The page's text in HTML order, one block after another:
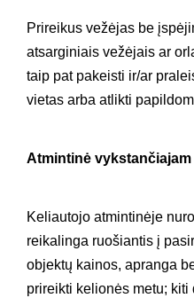
Prireikus vežėjas be
atsarginiais vežėjais ar
taip pat pakeisti ir/ar
vietas arba atlikti
Atmintinė vykstančiajam
Keliautojo atmintinėje
reikalinga ruošiantis į
objektų kainos, apranga
prireikti kelionės metu; kiti